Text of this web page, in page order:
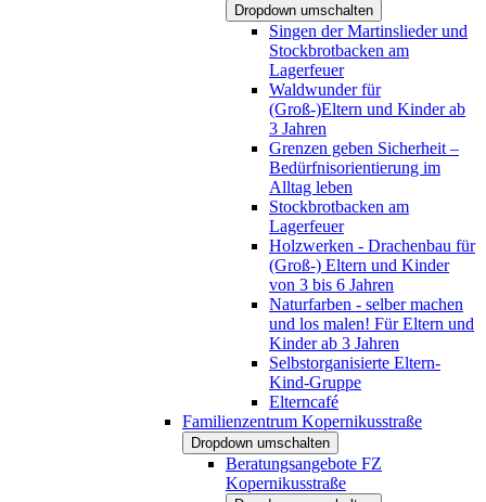
Dropdown umschalten
Singen der Martinslieder und
Stockbrotbacken am
Lagerfeuer
Waldwunder für
(Groß-)Eltern und Kinder ab
3 Jahren
Grenzen geben Sicherheit –
Bedürfnisorientierung im
Alltag leben
Stockbrotbacken am
Lagerfeuer
Holzwerken - Drachenbau für
(Groß-) Eltern und Kinder
von 3 bis 6 Jahren
Naturfarben - selber machen
und los malen! Für Eltern und
Kinder ab 3 Jahren
Selbstorganisierte Eltern-
Kind-Gruppe
Elterncafé
Familienzentrum Kopernikusstraße
Dropdown umschalten
Beratungsangebote FZ
Kopernikusstraße